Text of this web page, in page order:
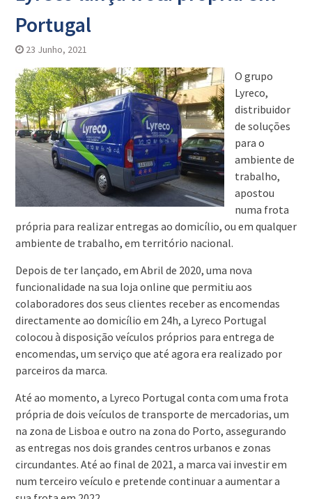
Portugal
23 Junho, 2021
O grupo
Lyreco,
distribuidor
de soluções
para o
ambiente de
trabalho,
apostou
numa frota
própria para realizar entregas ao domicílio, ou em qualquer
ambiente de trabalho, em território nacional.
Depois de ter lançado, em Abril de 2020, uma nova
funcionalidade na sua loja online que permitiu aos
colaboradores dos seus clientes receber as encomendas
directamente ao domicílio em 24h, a Lyreco Portugal
colocou à disposição veículos próprios para entrega de
encomendas, um serviço que até agora era realizado por
parceiros da marca.
Até ao momento, a Lyreco Portugal conta com uma frota
própria de dois veículos de transporte de mercadorias, um
na zona de Lisboa e outro na zona do Porto, assegurando
as entregas nos dois grandes centros urbanos e zonas
circundantes. Até ao final de 2021, a marca vai investir em
num terceiro veículo e pretende continuar a aumentar a